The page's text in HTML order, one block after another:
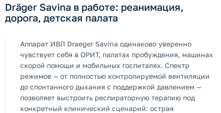
Dräger Savina в работе: реанимация,
дорога, детская палата
Аппарат ИВЛ Draeger Savina одинаково уверенно
чувствует себя в ОРИТ, палатах пробуждения, машинах
скорой помощи и мобильных госпиталях. Спектр
режимов — от полностью контролируемой вентиляции
до спонтанного дыхания с поддержкой давлением —
позволяет выстроить респираторную терапию под
конкретный клинический сценарий: острая